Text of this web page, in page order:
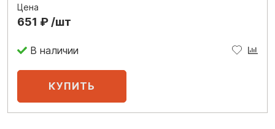
Цена
651 ₽ /шт
В наличии